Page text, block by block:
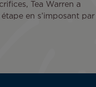
Tea Warren a
en s’imposant par